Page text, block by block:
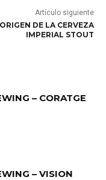
Artículo siguiente
ORIGEN DE LA CERVEZA
IMPERIAL STOUT
– CORATGE
– VISION